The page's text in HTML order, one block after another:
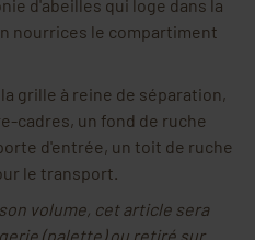
d'abeilles qui loge dans la
nourrices le compartiment
grille à reine de séparation,
cadres, un fond de ruche
d'entrée, un toit de ruche
le transport.
volume, cet article sera
(palette) ou retiré sur